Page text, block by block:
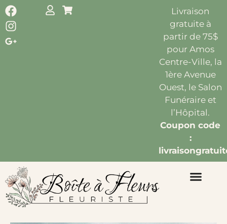
Livraison
gratuite à
partir de 75$
pour Amos
Centre-Ville, la
1ère Avenue
Ouest, le Salon
Funéraire et
l’Hôpital.
Coupon code
: